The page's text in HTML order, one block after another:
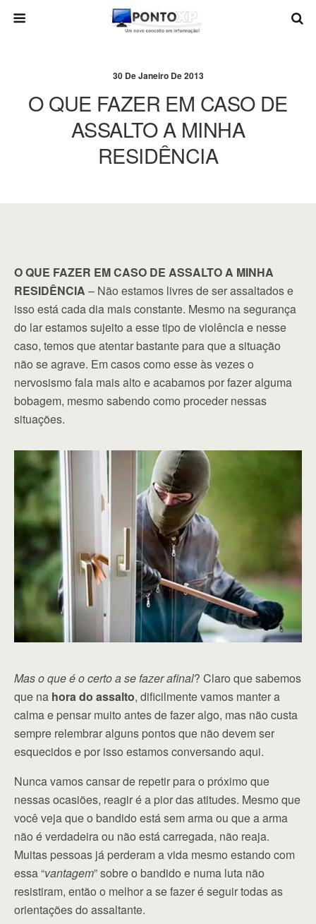
30 De Janeiro De 2013
O QUE FAZER EM CASO DE
ASSALTO A MINHA
RESIDÊNCIA
O QUE FAZER EM CASO DE ASSALTO A MINHA
RESIDÊNCIA – Não estamos livres de ser assaltados e
isso está cada dia mais constante. Mesmo na segurança
do lar estamos sujeito a esse tipo de violência e nesse
caso, temos que atentar bastante para que a situação
não se agrave. Em casos como esse às vezes o
nervosismo fala mais alto e acabamos por fazer alguma
bobagem, mesmo sabendo como proceder nessas
situações.
Mas o que é o certo a se fazer afinal? Claro que sabemos
que na hora do assalto, dificilmente vamos manter a
calma e pensar muito antes de fazer algo, mas não custa
sempre relembrar alguns pontos que não devem ser
esquecidos e por isso estamos conversando aqui.
Nunca vamos cansar de repetir para o próximo que
nessas ocasiões, reagir é a pior das atitudes. Mesmo que
você veja que o bandido está sem arma ou que a arma
não é verdadeira ou não está carregada, não reaja.
Muitas pessoas já perderam a vida mesmo estando com
essa “vantagem” sobre o bandido e numa luta não
resistiram, então o melhor a se fazer é seguir todas as
orientações do assaltante.